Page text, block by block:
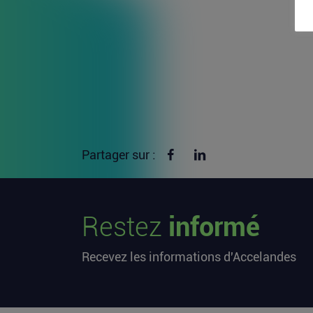
Partager sur : Partager sur Facebook
Restez informé
Recevez les informations d'Accelandes